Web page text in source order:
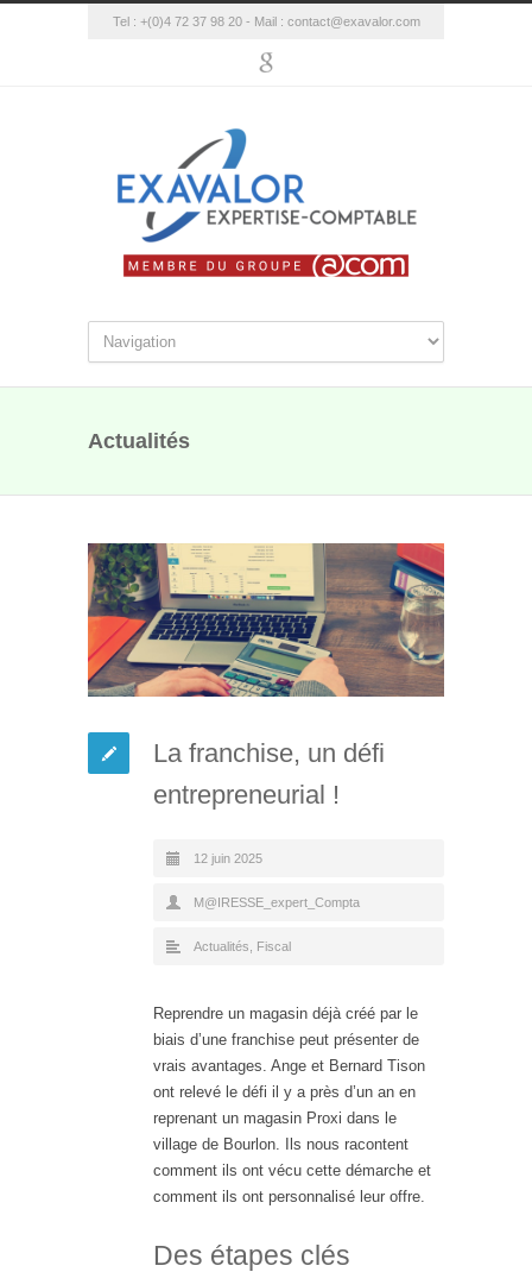
Tel : +(0)4 72 37 98 20 - Mail : contact@exavalor.com
Actualités
La franchise, un défi
entrepreneurial !
12 juin 2025
M@IRESSE_expert_Compta
Actualités Fiscal
Reprendre un magasin déjà créé par le
biais d’une franchise peut présenter de
vrais avantages. Ange et Bernard Tison
ont relevé le défi il y a près d’un an en
reprenant un magasin Proxi dans le
village de Bourlon. Ils nous racontent
comment ils ont vécu cette démarche et
comment ils ont personnalisé leur offre.
Des étapes clés